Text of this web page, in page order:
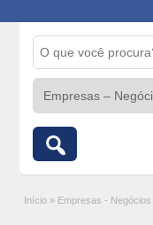
Início » Empresas - Negócios